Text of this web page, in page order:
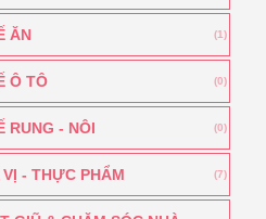
ĂN (1)
Ô TÔ (0)
RUNG - NÔI (0)
VỊ - THỰC PHẨM (7)